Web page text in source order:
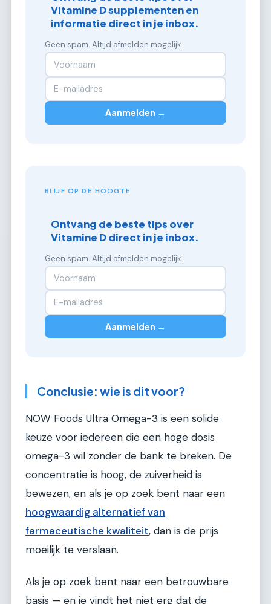
Vitamine D supplementen en
informatie direct in je inbox.
Geen spam. Altijd afmelden mogelijk.
Aanmelden →
BLIJF OP DE HOOGTE
Ontvang de beste tips over
Vitamine D direct in je inbox.
Geen spam. Altijd afmelden mogelijk.
Aanmelden →
Conclusie: wie is dit voor?
NOW Foods Ultra Omega-3 is een solide
keuze voor iedereen die een hoge dosis
omega-3 wil zonder de bank te breken. De
concentratie is hoog, de zuiverheid is
bewezen, en als je op zoek bent naar een
hoogwaardig alternatief van
farmaceutische kwaliteit, dan is de prijs
moeilijk te verslaan.
Als je op zoek bent naar een betrouwbare
basis — en je vindt het niet erg dat de